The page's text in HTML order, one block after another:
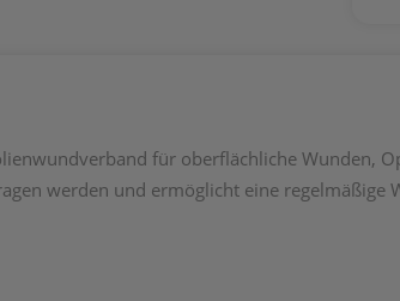
für oberflächliche Wunden,
werden und ermöglicht eine regelmäßige